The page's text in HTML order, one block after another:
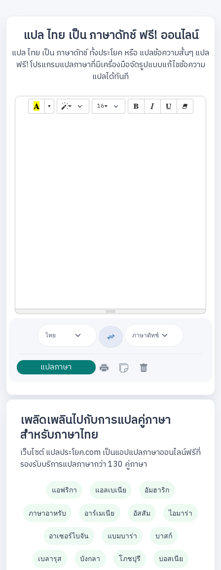
แปล ไทย เป็น ภาษาดัทช์ ฟรี! ออนไลน์
แปล ไทย เป็น ภาษาดัทช์ ทั้งประโยค หรือ แปลข้อความสั้นๆ แปล
ฟรี! โปรแกรมแปลภาษาที่มีเครื่องมือจัดรูปแบบแก้ไขข้อความ
แปลได้ทันที
16
เพลิดเพลินไปกับการแปลคู่ภาษา
สำหรับภาษาไทย
เว็บไซต์ แปลประโยค.com เป็นแอปแปลภาษาออนไลน์ฟรีที่
รองรับบริการแปลภาษากว่า 130 คู่ภาษา
แอฟริกา แอลเบเนีย อัมฮาริก
ภาษาอาหรับ อาร์เมเนีย อัสสัม ไอมาร่า
อาเซอร์ไบจัน แบมบาร่า บาสก์
เบลารุส บังกลา โภชปุรี บอสเนีย